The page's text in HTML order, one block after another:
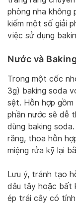
phòng nha không
kiếm một số giải
việc sử dụng
Nước và
Trong một cốc
3g) baking soda
sệt. Hỗn hợp gồm
phần nước sẽ dễ
dùng baking
răng, thoa hỗn
miệng rửa kỹ lại
Lưu ý, tránh tạo
dâu tây hoặc bất
ép trái cây có